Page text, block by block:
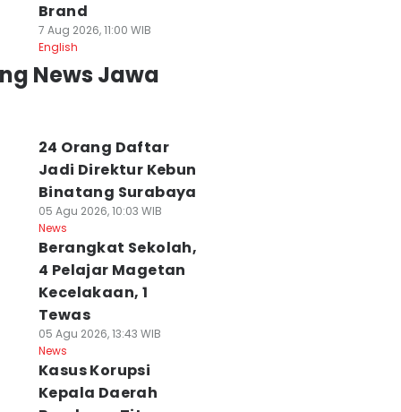
Brand
7 Aug 2026, 11:00 WIB
English
News Jawa
24 Orang Daftar
Jadi Direktur Kebun
Binatang Surabaya
05 Agu 2026, 10:03 WIB
News
Berangkat Sekolah,
4 Pelajar Magetan
Kecelakaan, 1
Tewas
05 Agu 2026, 13:43 WIB
News
Kasus Korupsi
Kepala Daerah